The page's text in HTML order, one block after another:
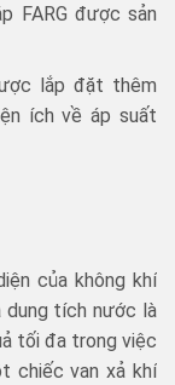
FARG được sản
lắp đặt thêm
ích về áp suất
của không khí
dung tích nước là
tối đa trong việc
chiếc van xả khí